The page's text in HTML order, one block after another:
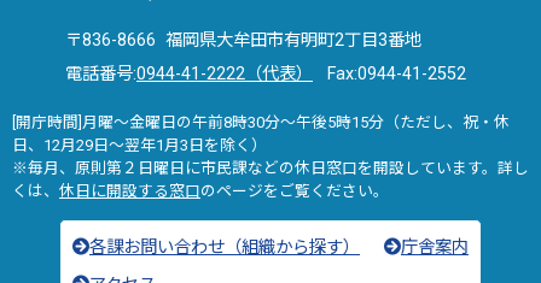
〒836-8666 福岡県大牟田市有明町2丁目3番地
電話番号:0944-41-2222（代表） Fax:0944-41-2552
[開庁時間]月曜～金曜日の午前8時30分～午後5時15分（ただし、祝・休
日、12月29日～翌年1月3日を除く）
※毎月、原則第２日曜日に市民課などの休日窓口を開設しています。詳し
くは、 休日に開設する窓口のページをご覧ください。
各課お問い合わせ（組織から探す）
庁舎案内